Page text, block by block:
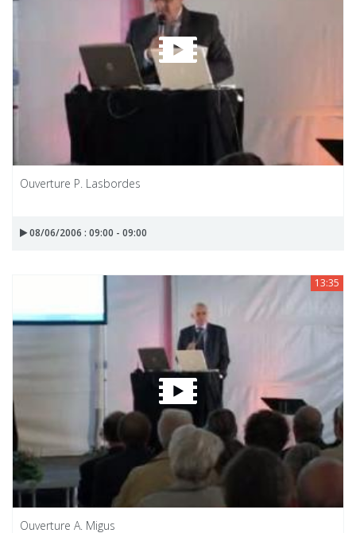
Ouverture P. Lasbordes
08/06/2006 : 09:00 - 09:00
13:35
Ouverture A. Migus